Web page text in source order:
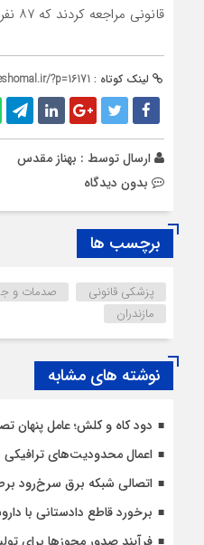
قانونی مراجعه کردند که ۸۷ نفر مرد و ما بقی زن بودند.
لینک کوتاه : ?p=16171
ارسال توسط : بهناز مقدس
بدون دیدگاه
برچسب ها
پزشکی قانونی صدمات و
مازندران
نوشته های مشابه
دود کاه و کلش؛ عامل پنهان
اعمال محدودیت‌‌های
اتصالی شبکه برق سرخ‌رود
برخورد قاطع دادستانی با